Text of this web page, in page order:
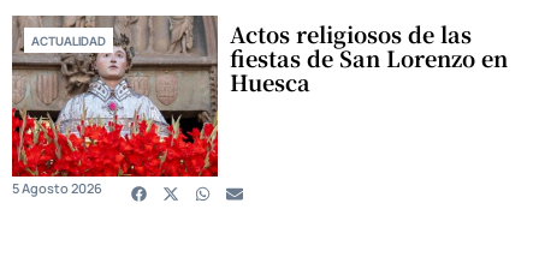
ACTUALIDAD Actos religiosos de las
fiestas de San Lorenzo en
Huesca
5 Agosto 2026